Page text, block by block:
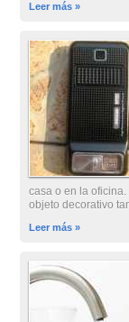
Leer más »
casa o en la
objeto decorativo
Leer más »